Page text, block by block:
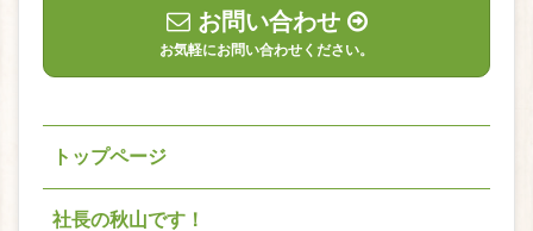
お問い合わせ
お気軽にお問い合わせください。
トップページ
社長の秋山です！